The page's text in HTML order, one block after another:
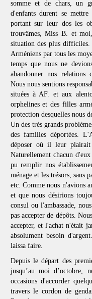
somme et de chars, un
d'enfants durent se
portant sur leur dos les
trouvâmes, Miss B. et
situation des plus difficiles.
Arméniens par tous les
temps que nous ne
abandonner nos relations
Nous nous sentions
situées à AF. et aux
orphelines et des filles
protection desquelles nous
Un des très grands
des familles déportées.
déposer où il leur plairait
Naturellement chacun
pu remplir nos
ménage et les trésors, sans
etc. Comme nous n'avions
et que nous désirions
consul ou l'ambassade,
pas accepter de dépôts.
accepter, et l'achat n'était
absolument besoin
laissa faire.
Depuis le départ des
jusqu’au moi d’octobre,
occasions d'accorder
travers le cordon de